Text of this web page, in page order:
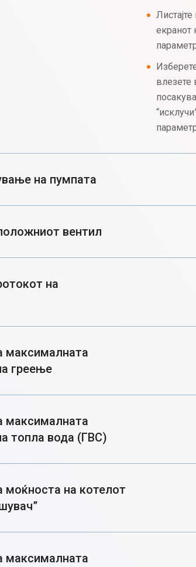
екранот
влезете
на пумпата
вентил
на
максималната
греење
максималната
топла вода (ГВС)
моќноста на котелот
максималната